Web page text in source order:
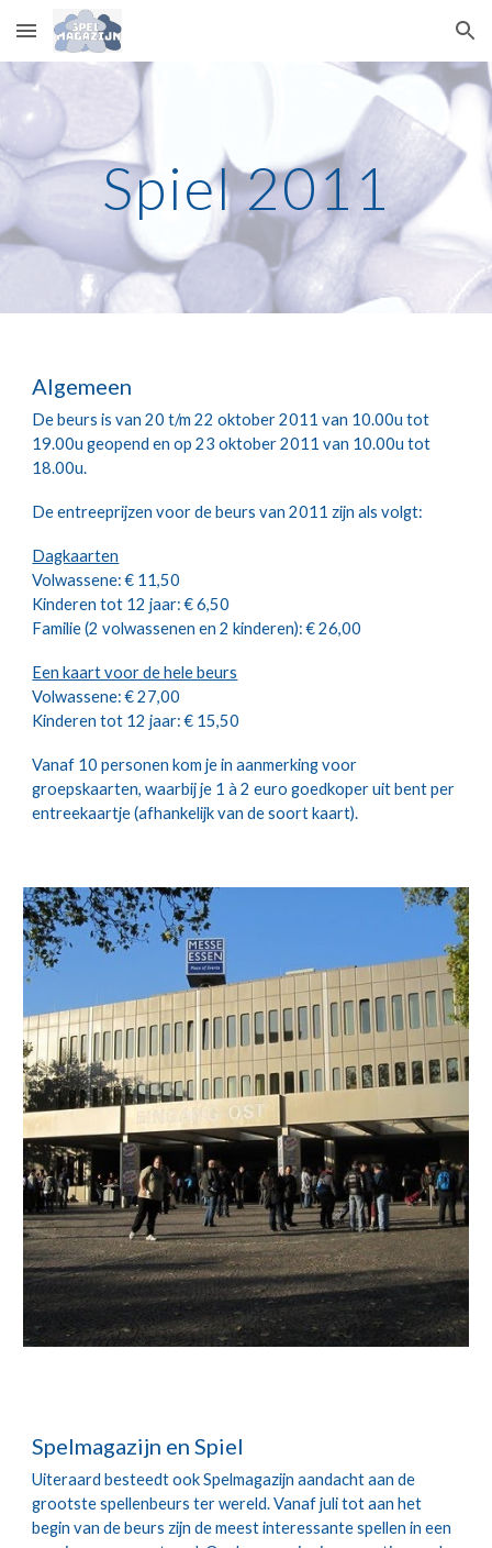
Skip to main content Skip to navigation
Spiel 2011
Algemeen
De beurs is van 20 t/m 22 oktober 2011 van 10.00u tot
19.00u geopend en op 23 oktober 2011 van 10.00u tot
18.00u.
De entreeprijzen voor de beurs van 2011 zijn als volgt:
Dagkaarten
Volwassene: € 11,50
Kinderen tot 12 jaar: € 6,50
Familie (2 volwassenen en 2 kinderen): € 26,00
Een kaart voor de hele beurs
Volwassene: € 27,00
Kinderen tot 12 jaar: € 15,50
Vanaf 10 personen kom je in aanmerking voor
groepskaarten, waarbij je 1 à 2 euro goedkoper uit bent per
entreekaartje (afhankelijk van de soort kaart).
Spelmagazijn en Spiel
Uiteraard besteedt ook Spelmagazijn aandacht aan de
grootste spellenbeurs ter wereld. Vanaf juli tot aan het
begin van de beurs zijn de meest interessante spellen in een